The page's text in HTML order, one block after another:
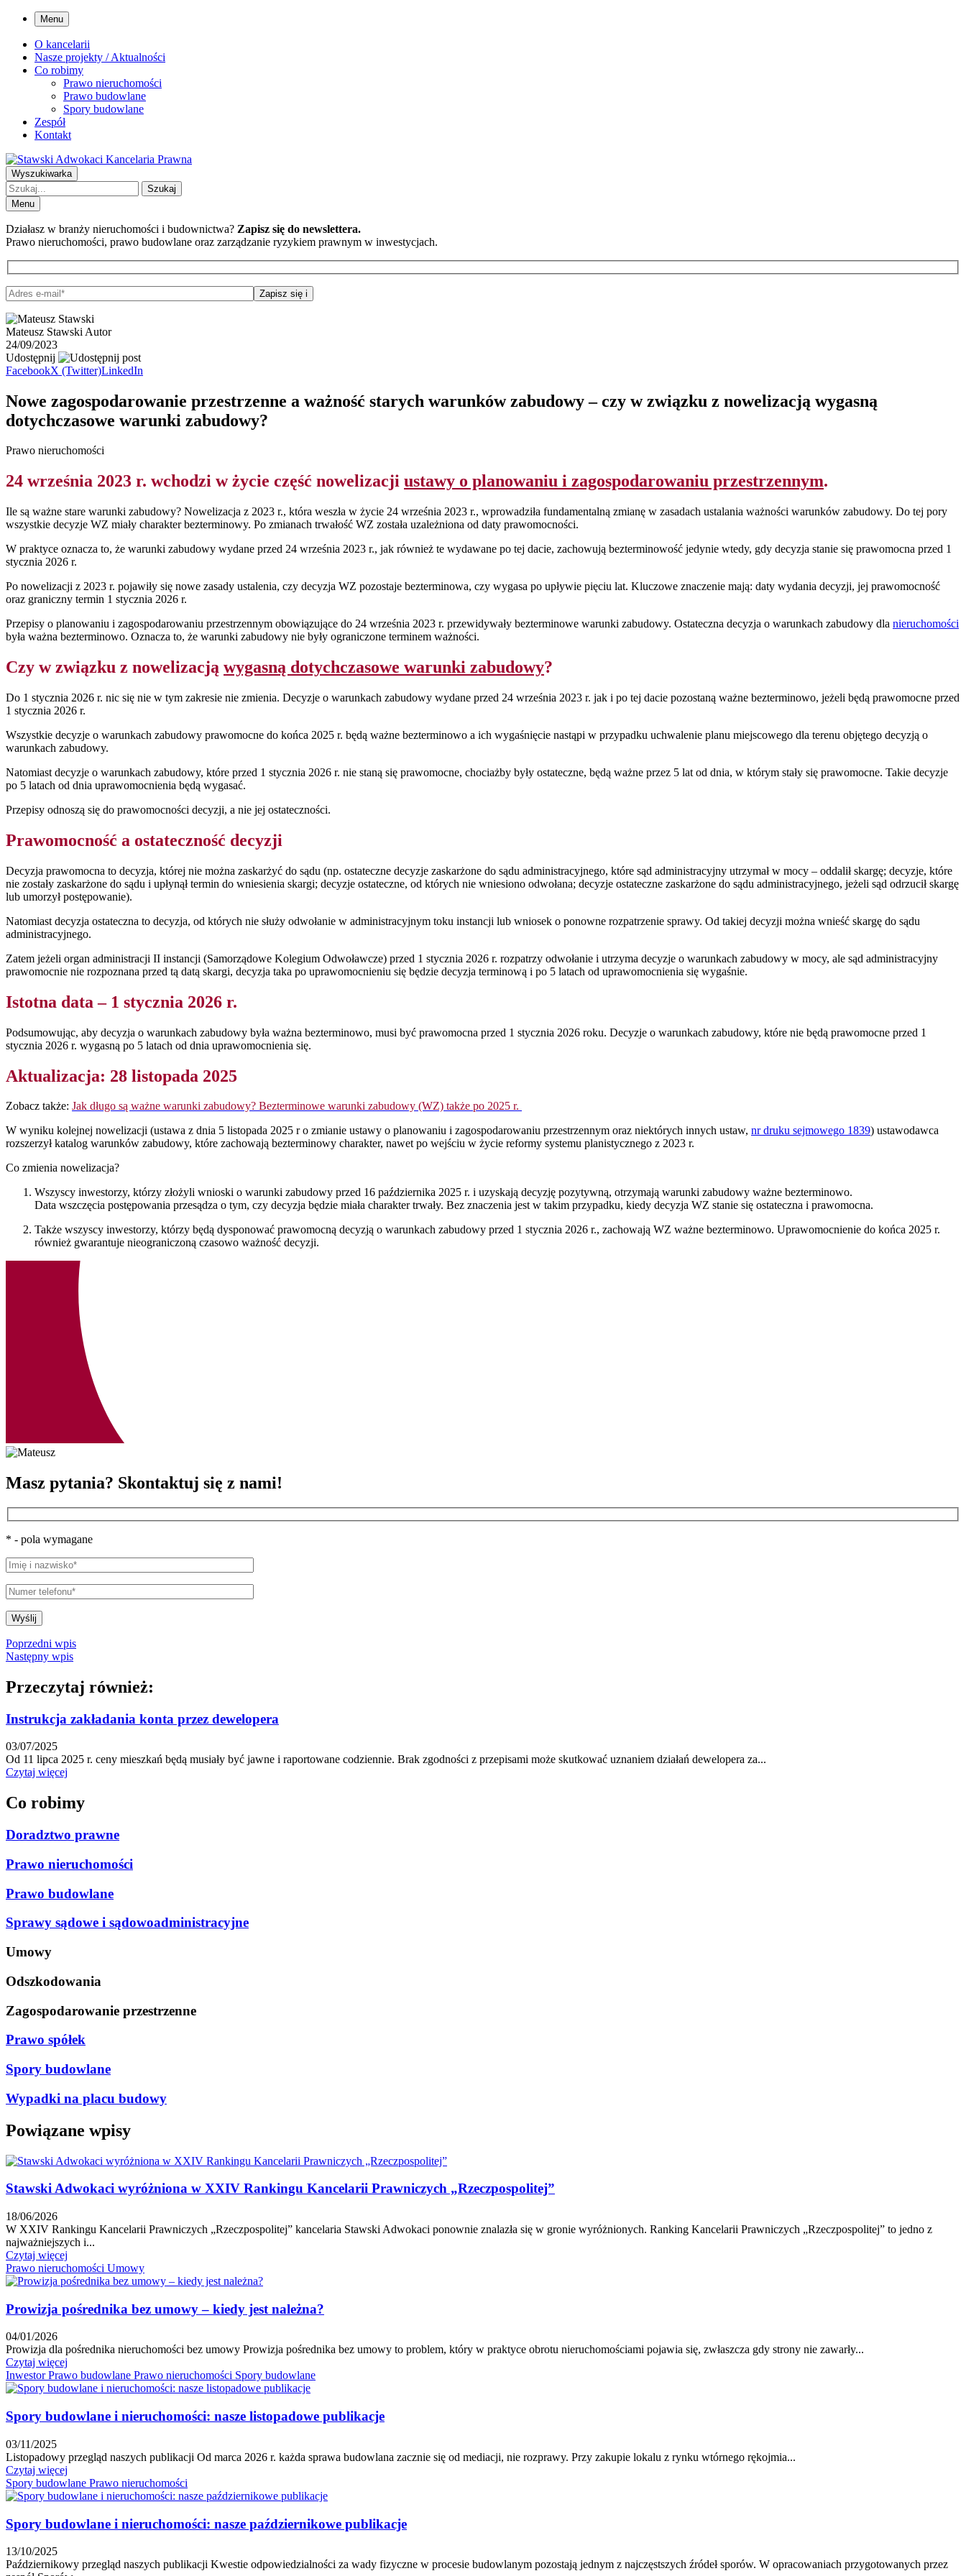
Menu
O kancelarii
Nasze projekty / Aktualności
Co robimy
Prawo nieruchomości
Prawo budowlane
Spory budowlane
Zespół
Kontakt
Wyszukiwarka
Szukaj
Menu
Działasz w branży nieruchomości i budownictwa? Zapisz się do newslettera.
Prawo nieruchomości, prawo budowlane oraz zarządzanie ryzykiem prawnym w inwestycjach.
Zapisz się i
Mateusz Stawski Autor
24/09/2023
Udostępnij
FacebookX (Twitter)LinkedIn
Nowe zagospodarowanie przestrzenne a ważność starych warunków zabudowy – czy w związku z nowelizacją wygasną
dotychczasowe warunki zabudowy?
Prawo nieruchomości
24 września 2023 r. wchodzi w życie część nowelizacji ustawy o planowaniu i zagospodarowaniu przestrzennym.
Ile są ważne stare warunki zabudowy? Nowelizacja z 2023 r., która weszła w życie 24 września 2023 r., wprowadziła fundamentalną zmianę w zasadach ustalania ważności warunków zabudowy. Do tej pory
wszystkie decyzje WZ miały charakter bezterminowy. Po zmianach trwałość WZ została uzależniona od daty prawomocności.
W praktyce oznacza to, że warunki zabudowy wydane przed 24 września 2023 r., jak również te wydawane po tej dacie, zachowują bezterminowość jedynie wtedy, gdy decyzja stanie się prawomocna przed 1
stycznia 2026 r.
Po nowelizacji z 2023 r. pojawiły się nowe zasady ustalenia, czy decyzja WZ pozostaje bezterminowa, czy wygasa po upływie pięciu lat. Kluczowe znaczenie mają: daty wydania decyzji, jej prawomocność
oraz graniczny termin 1 stycznia 2026 r.
Przepisy o planowaniu i zagospodarowaniu przestrzennym obowiązujące do 24 września 2023 r. przewidywały bezterminowe warunki zabudowy. Ostateczna decyzja o warunkach zabudowy dla nieruchomości
była ważna bezterminowo. Oznacza to, że warunki zabudowy nie były ograniczone terminem ważności.
Czy w związku z nowelizacją wygasną dotychczasowe warunki zabudowy?
Do 1 stycznia 2026 r. nic się nie w tym zakresie nie zmienia. Decyzje o warunkach zabudowy wydane przed 24 września 2023 r. jak i po tej dacie pozostaną ważne bezterminowo, jeżeli będą prawomocne przed
1 stycznia 2026 r.
Wszystkie decyzje o warunkach zabudowy prawomocne do końca 2025 r. będą ważne bezterminowo a ich wygaśnięcie nastąpi w przypadku uchwalenie planu miejscowego dla terenu objętego decyzją o
warunkach zabudowy.
Natomiast decyzje o warunkach zabudowy, które przed 1 stycznia 2026 r. nie staną się prawomocne, chociażby były ostateczne, będą ważne przez 5 lat od dnia, w którym stały się prawomocne. Takie decyzje
po 5 latach od dnia uprawomocnienia będą wygasać.
Przepisy odnoszą się do prawomocności decyzji, a nie jej ostateczności.
Prawomocność a ostateczność decyzji
Decyzja prawomocna to decyzja, której nie można zaskarżyć do sądu (np. ostateczne decyzje zaskarżone do sądu administracyjnego, które sąd administracyjny utrzymał w mocy – oddalił skargę; decyzje, które
nie zostały zaskarżone do sądu i upłynął termin do wniesienia skargi; decyzje ostateczne, od których nie wniesiono odwołana; decyzje ostateczne zaskarżone do sądu administracyjnego, jeżeli sąd odrzucił skargę
lub umorzył postępowanie).
Natomiast decyzja ostateczna to decyzja, od których nie służy odwołanie w administracyjnym toku instancji lub wniosek o ponowne rozpatrzenie sprawy. Od takiej decyzji można wnieść skargę do sądu
administracyjnego.
Zatem jeżeli organ administracji II instancji (Samorządowe Kolegium Odwoławcze) przed 1 stycznia 2026 r. rozpatrzy odwołanie i utrzyma decyzje o warunkach zabudowy w mocy, ale sąd administracyjny
prawomocnie nie rozpoznana przed tą datą skargi, decyzja taka po uprawomocnieniu się będzie decyzja terminową i po 5 latach od uprawomocnienia się wygaśnie.
Istotna data – 1 stycznia 2026 r.
Podsumowując, aby decyzja o warunkach zabudowy była ważna bezterminowo, musi być prawomocna przed 1 stycznia 2026 roku. Decyzje o warunkach zabudowy, które nie będą prawomocne przed 1
stycznia 2026 r. wygasną po 5 latach od dnia uprawomocnienia się.
Aktualizacja: 28 listopada 2025
Zobacz także: Jak długo są ważne warunki zabudowy? Bezterminowe warunki zabudowy (WZ) także po 2025 r.
W wyniku kolejnej nowelizacji (ustawa z dnia 5 listopada 2025 r o zmianie ustawy o planowaniu i zagospodarowaniu przestrzennym oraz niektórych innych ustaw, nr druku sejmowego 1839) ustawodawca
rozszerzył katalog warunków zabudowy, które zachowają bezterminowy charakter, nawet po wejściu w życie reformy systemu planistycznego z 2023 r.
Co zmienia nowelizacja?
Wszyscy inwestorzy, którzy złożyli wnioski o warunki zabudowy przed 16 października 2025 r. i uzyskają decyzję pozytywną, otrzymają warunki zabudowy ważne bezterminowo.
Data wszczęcia postępowania przesądza o tym, czy decyzja będzie miała charakter trwały. Bez znaczenia jest w takim przypadku, kiedy decyzja WZ stanie się ostateczna i prawomocna.
Także wszyscy inwestorzy, którzy będą dysponować prawomocną decyzją o warunkach zabudowy przed 1 stycznia 2026 r., zachowają WZ ważne bezterminowo. Uprawomocnienie do końca 2025 r.
również gwarantuje nieograniczoną czasowo ważność decyzji.
Masz pytania? Skontaktuj się z nami!
* - pola wymagane
Wyślij
Poprzedni wpis
Następny wpis
Przeczytaj również:
Instrukcja zakładania konta przez dewelopera
03/07/2025
Od 11 lipca 2025 r. ceny mieszkań będą musiały być jawne i raportowane codziennie. Brak zgodności z przepisami może skutkować uznaniem działań dewelopera za...
Czytaj więcej
Co robimy
Doradztwo prawne
Prawo nieruchomości
Prawo budowlane
Sprawy sądowe i sądowoadministracyjne
Umowy
Odszkodowania
Zagospodarowanie przestrzenne
Prawo spółek
Spory budowlane
Wypadki na placu budowy
Powiązane wpisy
Stawski Adwokaci wyróżniona w XXIV Rankingu Kancelarii Prawniczych „Rzeczpospolitej”
18/06/2026
W XXIV Rankingu Kancelarii Prawniczych „Rzeczpospolitej” kancelaria Stawski Adwokaci ponownie znalazła się w gronie wyróżnionych. Ranking Kancelarii Prawniczych „Rzeczpospolitej” to jedno z
najważniejszych i...
Czytaj więcej
Prawo nieruchomości Umowy
Prowizja pośrednika bez umowy – kiedy jest należna?
04/01/2026
Prowizja dla pośrednika nieruchomości bez umowy Prowizja pośrednika bez umowy to problem, który w praktyce obrotu nieruchomościami pojawia się, zwłaszcza gdy strony nie zawarły...
Czytaj więcej
InwestorPrawo budowlane Prawo nieruchomości Spory budowlane
Spory budowlane i nieruchomości: nasze listopadowe publikacje
03/11/2025
Listopadowy przegląd naszych publikacji Od marca 2026 r. każda sprawa budowlana zacznie się od mediacji, nie rozprawy. Przy zakupie lokalu z rynku wtórnego rękojmia...
Czytaj więcej
Spory budowlane Prawo nieruchomości
Spory budowlane i nieruchomości: nasze październikowe publikacje
13/10/2025
Październikowy przegląd naszych publikacji Kwestie odpowiedzialności za wady fizyczne w procesie budowlanym pozostają jednym z najczęstszych źródeł sporów. W opracowaniach przygotowanych przez